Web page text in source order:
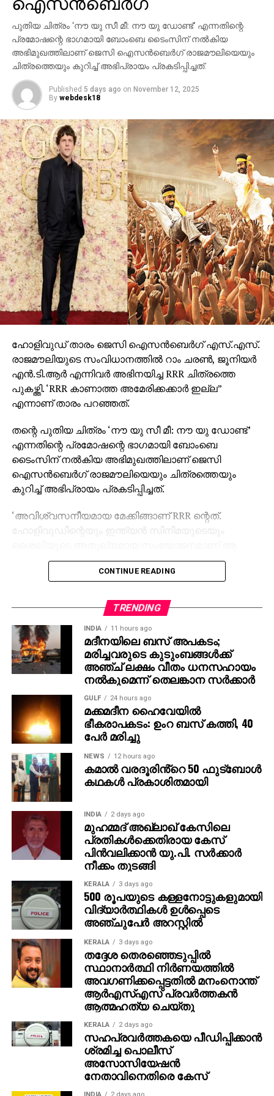
ബി.സി.ഇ 7200-ലെ ലങ്കാനഗരം, വാരണാസിയിലെ
മണികര്‍ണികാ ഘട്ട് തുടങ്ങിയ ഭീമാകാര
ദൃശ്യവിശേഷങ്ങള്‍ അതിശയത്തോടെ
അവതരിപ്പിക്കുന്നു.
കയ്യില്‍ ത്രിശൂലം പിടിച്ച് കാളയുടെ പുറത്ത്
സവാരിയുമായി എത്തുന്ന രുദ്രയായി മഹേഷ്
ബാബുവിന്റെ എന്‍ട്രിയാണ് ട്രെയിലറിന്റെ ഹൈലൈറ്റ്.
അതേപോലെ, വേദിയിലേക്കും മഹേഷ് ബാബു
കാളപ്പുറത്ത് സവാരിയായി എത്തിയപ്പോള്‍ 60,000-
ത്തിലധികം പ്രേക്ഷകര്‍ കൈയ്യടി മുഴക്കി വരവേറ്റു.
ഐമാക്‌സ് ഫോര്‍മാറ്റിലാണ് ഈ ചിത്രം ഒരുക്കുന്നത്.
അതിനാല്‍ തന്നെ തിയേറ്ററുകളില്‍ അത്ഭുതകരമായ
കാഴ്ചാനുഭവം സമ്മാനിക്കുമെന്നുറപ്പ്. ബാഹുബലി,
ഞഞഞ എന്നിവയുടെ സംവിധായകന്‍ രാജമൗലിയുടെ
ഈ ബ്രഹ്‌മാണ്ഡ പ്രോജക്റ്റ് 2027-ല്‍
തിയേറ്ററുകളിലേക്ക് എത്തും.
പുതിയ ചിത്രം ‘നൗ യു സീ മീ: നൗ യു ഡോണ്ട്’ എന്നതിന്റെ
പ്രമോഷന്റെ ഭാഗമായി ബോംബെ ടൈംസിന് നല്‍കിയ
അഭിമുഖത്തിലാണ് ജെസി ഐസന്‍ബെര്‍ഗ് രാജമൗലിയെയും
ചിത്രത്തെയും കുറിച്ച് അഭിപ്രായം പ്രകടിപ്പിച്ചത്.
Published 5 days ago on November 12, 2025
By webdesk18
ഹോളിവുഡ് താരം ജെസി ഐസന്‍ബെര്‍ഗ് എസ്.എസ്.
രാജമൗലിയുടെ സംവിധാനത്തില്‍ റാം ചരണ്‍, ജൂനിയര്‍
എന്‍.ടി.ആര്‍ എന്നിവര്‍ അഭിനയിച്ച RRR ചിത്രത്തെ
പുകഴ്ത്തി. ‘RRR കാണാത്ത അമേരിക്കക്കാര്‍ ഇല്ല”
എന്നാണ് താരം പറഞ്ഞത്.
തന്റെ പുതിയ ചിത്രം ‘നൗ യു സീ മീ: നൗ യു ഡോണ്ട്’
എന്നതിന്റെ പ്രമോഷന്റെ ഭാഗമായി ബോംബെ
ടൈംസിന് നല്‍കിയ അഭിമുഖത്തിലാണ് ജെസി
ഐസന്‍ബെര്‍ഗ് രാജമൗലിയെയും ചിത്രത്തെയും
കുറിച്ച് അഭിപ്രായം പ്രകടിപ്പിച്ചത്.
‘അവിശ്വസനീയമായ മേക്കിങ്ങാണ് RRR ന്റെത്.
ഹോളിവുഡിന്റെയും ഇന്ത്യന്‍ സിനിമയുടെയും
ചിത്രം. RRR കാണാത്ത അമേരിക്കക്കാര്‍ ഇല്ലെന്നതാണ്
എന്റെ വിശ്വാസം,” – ജെസി ഐസന്‍ബെര്‍ഗ് പറഞ്ഞു.
താന്‍ ഇതുവരെ ഇന്ത്യ സന്ദര്‍ശിച്ചിട്ടില്ല എങ്കിലും
നേപ്പാളില്‍ എത്തിയിട്ടുണ്ടെന്നും, നേപ്പാളിന്
ഇന്ത്യയോട് സാമ്യമുണ്ടെന്ന് തോന്നിയെന്നും താരം
കൂട്ടിച്ചേര്‍ത്തു.
രാജമൗലിയുടെ മുമ്പത്തെ ഹിറ്റ് ചിത്രങ്ങളായ
ബാഹുബലി 1, 2 എന്നിവ ഇന്ത്യന്‍ സിനിമയുടെ പുതിയ
ചരിത്രം രചിച്ചതാണ്. എന്നാല്‍ RRR അതിനെ മറികടന്ന്
ലോകമൊട്ടാകെ ഇന്ത്യന്‍ സിനിമയുടെ മാനം
ഉയര്‍ത്തിയ ചിത്രമായി മാറി. ജെയിംസ് കാമറൂണ്‍,
സ്റ്റീഫന്‍ സ്പില്‍ബെര്‍ഗ്, ക്രിസ് ഹെംസ്വര്‍ത്ത്
തുടങ്ങിയ ഹോളിവുഡ് പ്രതിഭകളും ചിത്രത്തെ
പുകഴ്ത്തിയിരുന്നു.
ഇതിനിടെ, രാജമൗലി ഇപ്പോള്‍ മഹേഷ് ബാബു
നായകനായും പൃഥ്വിരാജ് സുകുമാരന്‍ വില്ലനായും
എത്തുന്ന പുതിയ ചിത്രത്തിന്റെ ഒരുക്കങ്ങളിലാണ്.
അതേസമയം, ബാഹുബലി ഒന്നും രണ്ടും ഭാഗങ്ങളും
ചേര്‍ത്ത ‘ദി എപ്പിക്ക്’ തിയറ്ററുകളില്‍ ആവേശം
സൃഷ്ടിച്ചുകൊണ്ടിരിക്കുകയാണ്.
CONTINUE READING
TRENDING
INDIA 11 hours ago
മദീനയിലെ ബസ് അപകടം;
മരിച്ചവരുടെ കുടുംബങ്ങള്‍ക്ക്
അഞ്ച് ലക്ഷം വീതം ധനസഹായം
നല്‍കുമെന്ന് തെലങ്കാന സര്‍ക്കാര്‍
GULF 24 hours ago
മക്കമദീന ഹൈവേയില്‍
ഭീകരാപകടം: ഉംറ ബസ് കത്തി, 40
പേര്‍ മരിച്ചു
NEWS 12 hours ago
കമാൽ വരദൂരിൻ്റെ 50 ഫുട്ബോൾ
കഥകൾ പ്രകാശിതമായി
INDIA 2 days ago
മുഹമ്മദ് അഖ്‌ലാഖ് കേസിലെ
പ്രതികള്‍ക്കെതിരായ കേസ്
പിന്‍വലിക്കാന്‍ യു.പി. സര്‍ക്കാര്‍
നീക്കം തുടങ്ങി
KERALA 3 days ago
500 രൂപയുടെ കള്ളനോട്ടുകളുമായി
വിദ്യാര്‍ത്ഥികള്‍ ഉള്‍പ്പെടെ
അഞ്ചുപേര്‍ അറസ്റ്റില്‍
KERALA 3 days ago
തദ്ദേശ തെരഞ്ഞെടുപ്പില്‍
സ്ഥാനാര്‍ത്ഥി നിര്‍ണയത്തില്‍
അവഗണിക്കപ്പെട്ടതില്‍ മനംനൊന്ത്
ആര്‍എസ്എസ് പ്രവര്‍ത്തകന്‍
ആത്മഹത്യ ചെയ്തു
KERALA 2 days ago
സഹപ്രവര്‍ത്തകയെ പീഡിപ്പിക്കാന്‍
ശ്രമിച്ച പൊലീസ്
അസോസിയേഷന്‍
നേതാവിനെതിരെ കേസ്
INDIA 2 days ago